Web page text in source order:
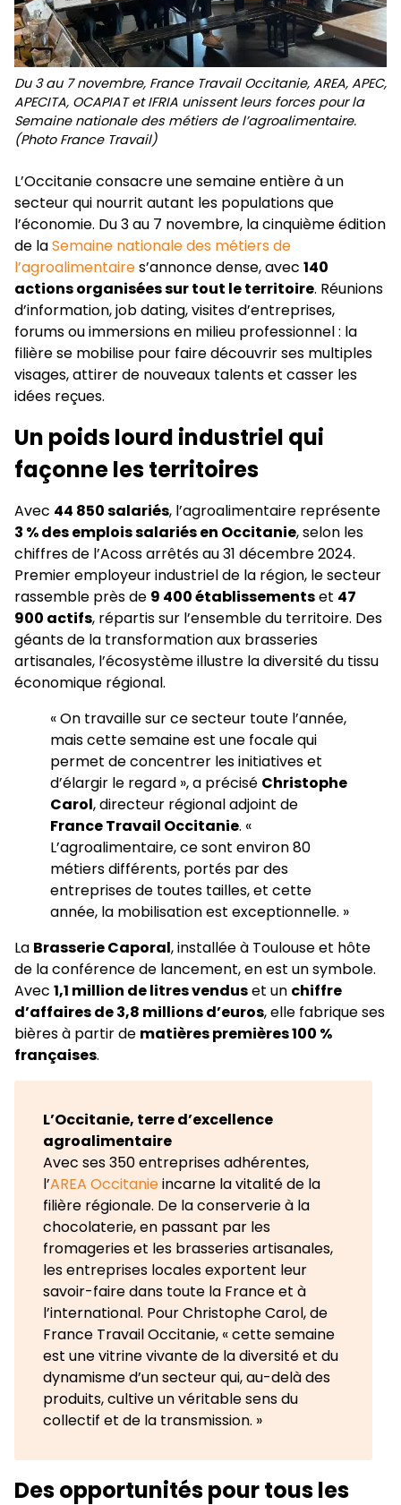
Du 3 au 7 novembre, France Travail Occitanie, AREA, APEC,
APECITA, OCAPIAT et IFRIA unissent leurs forces pour la
Semaine nationale des métiers de l’agroalimentaire.
(Photo France Travail)
L’Occitanie consacre une semaine entière à un
secteur qui nourrit autant les populations que
l’économie. Du 3 au 7 novembre, la cinquième édition
de laSemaine nationale des métiers de
l’agroalimentaires’annonce dense, avec 140
actions organisées sur tout le territoire. Réunions
d’information, job dating, visites d’entreprises,
forums ou immersions en milieu professionnel : la
filière se mobilise pour faire découvrir ses multiples
visages, attirer de nouveaux talents et casser les
idées reçues.
Un poids lourd industriel qui
façonne les territoires
Avec 44 850 salariés, l’agroalimentaire représente
3 % des emplois salariés en Occitanie, selon les
chiffres de l’Acoss arrêtés au 31 décembre 2024.
Premier employeur industriel de la région, le secteur
rassemble près de 9 400 établissementset 47
900 actifs, répartis sur l’ensemble du territoire. Des
géants de la transformation aux brasseries
artisanales, l’écosystème illustre la diversité du tissu
économique régional.
« On travaille sur ce secteur toute l’année,
mais cette semaine est une focale qui
permet de concentrer les initiatives et
d’élargir le regard », a précisé Christophe
Carol, directeur régional adjoint de
France Travail Occitanie. «
L’agroalimentaire, ce sont environ 80
métiers différents, portés par des
entreprises de toutes tailles, et cette
année, la mobilisation est exceptionnelle. »
La Brasserie Caporal, installée à Toulouse et hôte
de la conférence de lancement, en est un symbole.
Avec 1,1 million de litres venduset un chiffre
d’affaires de 3,8 millions d’euros, elle fabrique ses
bières à partir de matières premières 100 %
françaises.
L’Occitanie, terre d’excellence
agroalimentaire
Avec ses 350 entreprises adhérentes,
l’AREA Occitanieincarne la vitalité de la
filière régionale. De la conserverie à la
chocolaterie, en passant par les
fromageries et les brasseries artisanales,
les entreprises locales exportent leur
savoir-faire dans toute la France et à
l’international. Pour Christophe Carol, de
France Travail Occitanie, « cette semaine
est une vitrine vivante de la diversité et du
dynamisme d’un secteur qui, au-delà des
produits, cultive un véritable sens du
collectif et de la transmission. »
Des opportunités pour tous les